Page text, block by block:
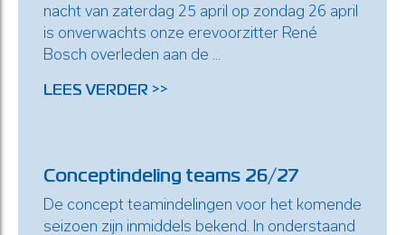
nacht van zaterdag 25 april op zondag 26 april
is onverwachts onze erevoorzitter René
Bosch overleden aan de ...
LEES VERDER >>
Conceptindeling teams 26/27
De concept teamindelingen voor het komende
seizoen zijn inmiddels bekend. In onderstaand